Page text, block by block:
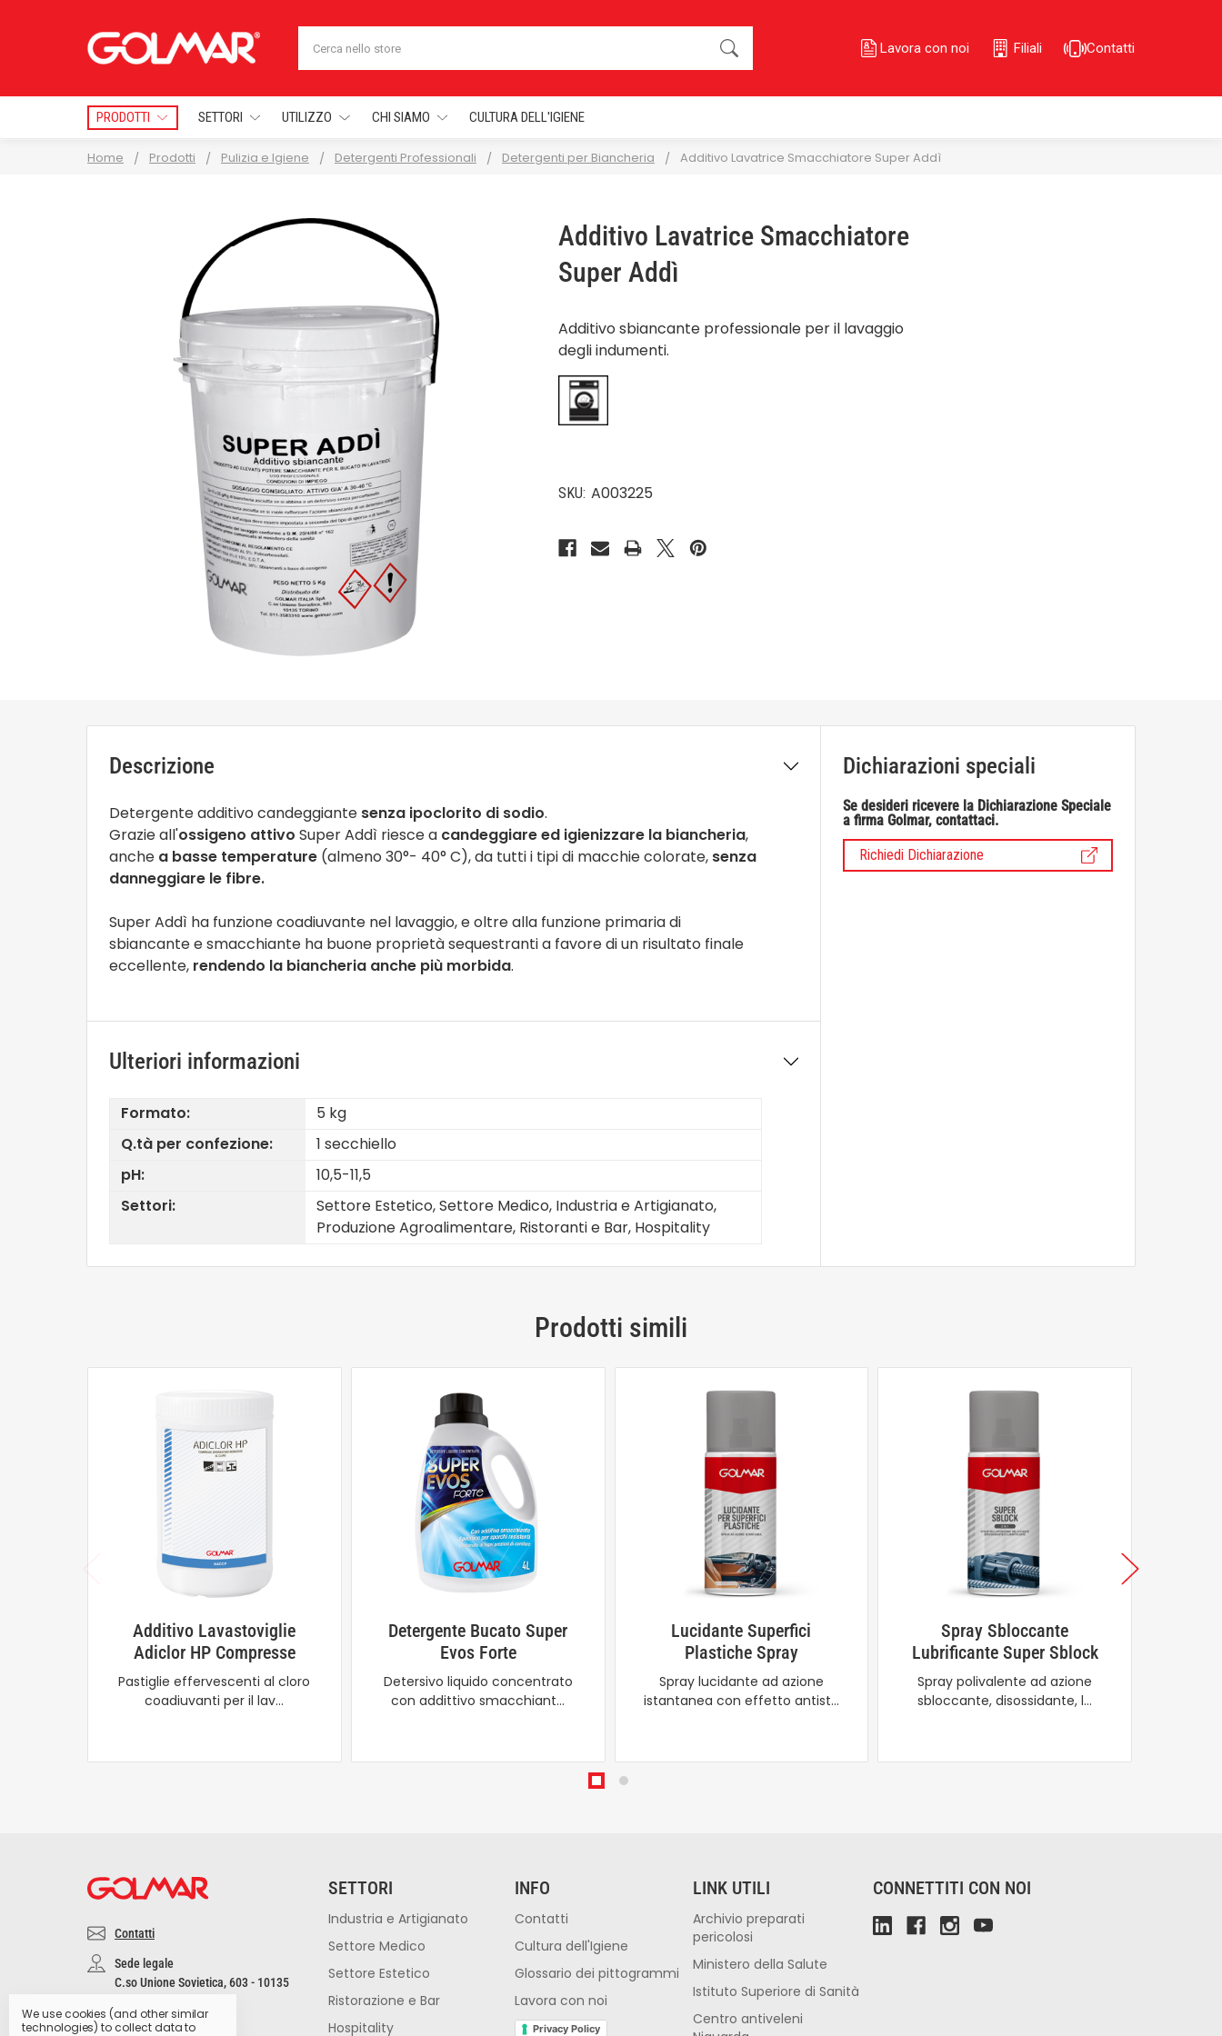
Lavora con noi Filiali Contatti
PRODOTTI SETTORI UTILIZZO CHI SIAMO CULTURA DELL'IGIENE
Home Prodotti Pulizia e Igiene Detergenti Professionali Detergenti per Biancheria Additivo Lavatrice Smacchiatore Super Addì
Additivo Lavatrice Smacchiatore
Super Addì
Additivo sbiancante professionale per il lavaggio
degli indumenti.
SKU: A003225
Descrizione
Detergente additivo candeggiante senza ipoclorito di sodio.
Grazie all'ossigeno attivo Super Addì riesce a candeggiare ed igienizzare la biancheria,
anche a basse temperature (almeno 30°- 40° C), da tutti i tipi di macchie colorate, senza
danneggiare le fibre.
Super Addì ha funzione coadiuvante nel lavaggio, e oltre alla funzione primaria di
sbiancante e smacchiante ha buone proprietà sequestranti a favore di un risultato finale
eccellente, rendendo la biancheria anche più morbida.
Ulteriori informazioni
Formato:
5 kg
Q.tà per confezione:
1 secchiello
pH:
10,5-11,5
Settori:
Settore Estetico, Settore Medico, Industria e Artigianato,
Produzione Agroalimentare, Ristoranti e Bar, Hospitality
Dichiarazioni speciali
Se desideri ricevere la Dichiarazione Speciale
a firma Golmar, contattaci.
Richiedi Dichiarazione
Prodotti simili
Additivo Lavastoviglie
Adiclor HP Compresse
Pastiglie effervescenti al cloro
coadiuvanti per il lav…
Detergente Bucato Super
Evos Forte
Detersivo liquido concentrato
con addittivo smacchiant…
Lucidante Superfici
Plastiche Spray
Spray lucidante ad azione
istantanea con effetto antist…
Spray Sbloccante
Lubrificante Super Sblock
Spray polivalente ad azione
sbloccante, disossidante, l…
Contatti
Sede legale
C.so Unione Sovietica, 603 - 10135
Altre filiali
SETTORI
Industria e Artigianato
Settore Medico
Settore Estetico
Ristorazione e Bar
Hospitality
INFO
Contatti
Cultura dell'Igiene
Glossario dei pittogrammi
Lavora con noi
Privacy Policy
LINK UTILI
Archivio preparati
pericolosi
Ministero della Salute
Istituto Superiore di Sanità
Centro antiveleni
CONNETTITI CON NOI
We use cookies (and other similar
technologies) to collect data to